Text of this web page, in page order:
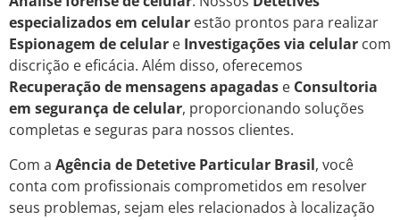
especializados em celular estão prontos para realizar
Espionagem de celular e Investigações via celular com
discrição e eficácia. Além disso, oferecemos
Recuperação de mensagens apagadas e Consultoria
em segurança de celular, proporcionando soluções
completas e seguras para nossos clientes.
Com a Agência de Detetive Particular Brasil, você
conta com profissionais comprometidos em resolver
seus problemas, sejam eles relacionados à localização